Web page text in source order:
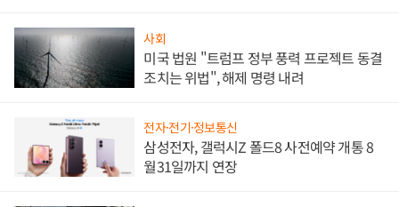
사회
미국 법원 "트럼프 정부 풍력 프로젝트 동결
조치는 위법", 해제 명령 내려
전자·전기·정보통신
삼성전자, 갤럭시Z 폴드8 사전예약 개통 8
월31일까지 연장